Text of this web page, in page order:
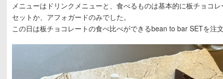
メニューはドリンクメニューと、食べるものは基本的に板チョコ
セットか、アフォガードのみでした。
この日は板チョコレートの食べ比べができるbean to bar SETを注